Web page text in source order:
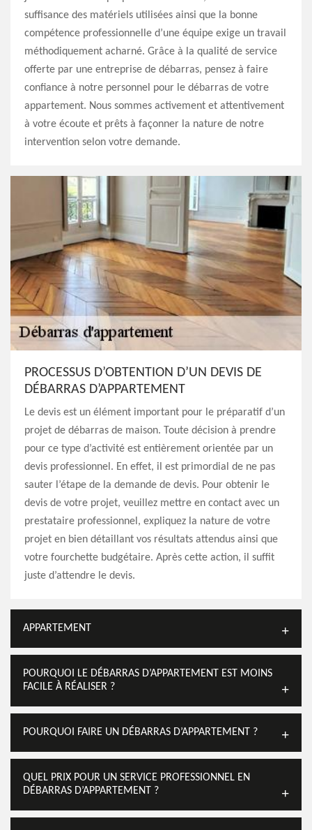
suffisance des matériels utilisées ainsi que la bonne
compétence professionnelle d’une équipe exige un travail
méthodiquement acharné. Grâce à la qualité de service
offerte par une entreprise de débarras, pensez à faire
confiance à notre personnel pour le débarras de votre
appartement. Nous sommes activement et attentivement
à votre écoute et prêts à façonner la nature de notre
intervention selon votre demande.
PROCESSUS D’OBTENTION D’UN DEVIS DE
DÉBARRAS D’APPARTEMENT
Le devis est un élément important pour le préparatif d’un
projet de débarras de maison. Toute décision à prendre
pour ce type d’activité est entièrement orientée par un
devis professionnel. En effet, il est primordial de ne pas
sauter l’étape de la demande de devis. Pour obtenir le
devis de votre projet, veuillez mettre en contact avec un
prestataire professionnel, expliquez la nature de votre
projet en bien détaillant vos résultats attendus ainsi que
votre fourchette budgétaire. Après cette action, il suffit
juste d’attendre le devis.
APPARTEMENT
POURQUOI LE DÉBARRAS D’APPARTEMENT EST MOINS
FACILE À RÉALISER ?
POURQUOI FAIRE UN DÉBARRAS D’APPARTEMENT ?
QUEL PRIX POUR UN SERVICE PROFESSIONNEL EN
DÉBARRAS D’APPARTEMENT ?